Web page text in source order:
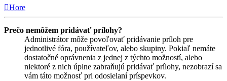
Hore
Prečo nemôžem pridávať prílohy?
Administrátor môže povoľovať pridávanie príloh pre
jednotlivé fóra, používateľov, alebo skupiny. Pokiaľ nemáte
dostatočné oprávnenia z jednej z týchto možností, alebo
niektoré z nich úplne zabraňujú pridávať prílohy, nezobrazí sa
vám táto možnosť pri odosielaní príspevkov.